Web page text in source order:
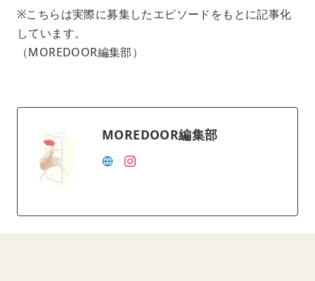
※こちらは実際に募集したエピソードをもとに記事化
しています。
（MOREDOOR編集部）
MOREDOOR編集部